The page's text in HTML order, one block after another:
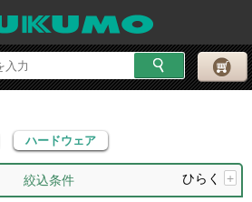
ハードウェア
ハードウェア
絞込条件 ひらく +